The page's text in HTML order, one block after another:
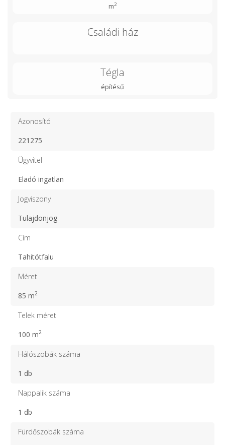
m2
Családi ház
Tégla
építésű
Azonosító
221275
Ügyvitel
Eladó ingatlan
Jogviszony
Tulajdonjog
Cím
Tahitótfalu
Méret
85 m2
Telek méret
100 m2
Hálószobák száma
1 db
Nappalik száma
1 db
Fürdőszobák száma